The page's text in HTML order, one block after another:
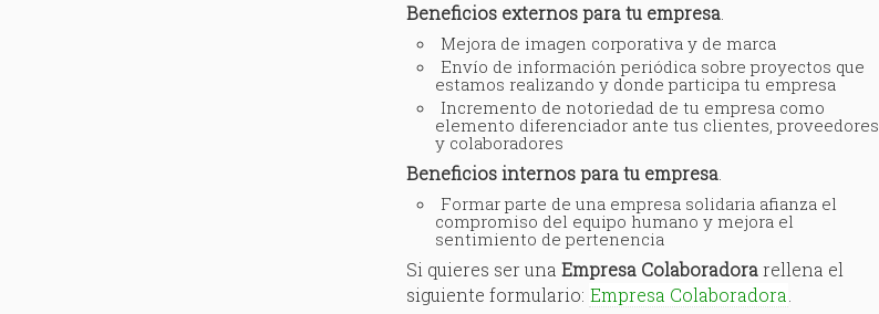
Beneficios externos para tu empresa
Mejora de imagen corporativa y de marca
Envío de información periódica sobre proyectos que
estamos realizando y donde participa tu empresa
Incremento de notoriedad de tu empresa como
elemento diferenciador ante tus clientes, proveedores
y colaboradores
Beneficios internos para tu empresa
Formar parte de una empresa solidaria afianza el
compromiso del equipo humano y mejora el
sentimiento de pertenencia
Si quieres ser unaEmpresa Colaboradorarellena el
siguiente formulario: Empresa Colaboradora